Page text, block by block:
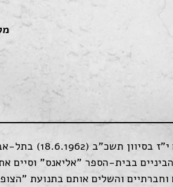
בן רבקה וזאב,
בבית-הספר "אליאנס" וסיים